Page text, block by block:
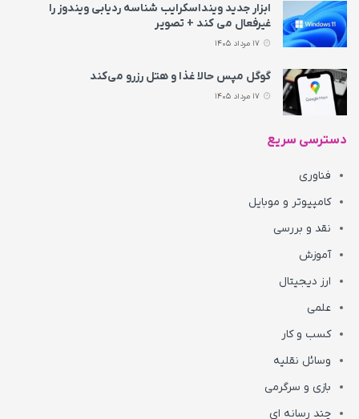
ابزار جدید وینداسکرایب شناسه ردیابی ویندوز را
غیرفعال می‌ کند + تصویر
گوگل مپس حالا غذا و هتل رزرو می‌کند
دسترسی سریع
فناوری
کامپیوتر و موبایل
نقد و بررسی
آموزش
ارز دیجیتال
علمی
کسب و کار
وسائل نقلیه
بازی و سرگرمی
چند رسانه ای